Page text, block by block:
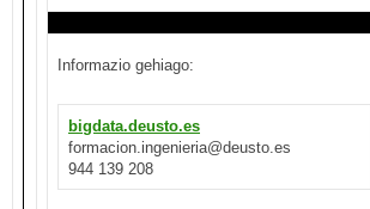
Informazio gehiago:
bigdata.deusto.es
formacion.ingenieria@deusto.es
944 139 208